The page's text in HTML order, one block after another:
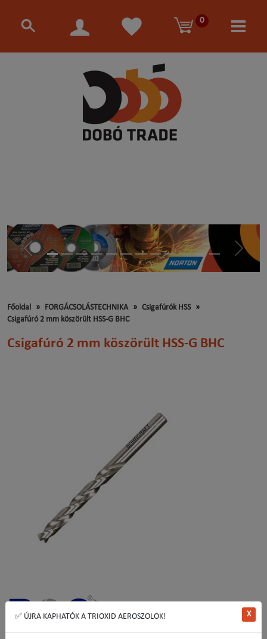
0
Előző
Főoldal FORGÁCSOLÁSTECHNIKA
Csigafúrók HSS
Csigafúró 2 mm köszörült HSS-G BHC
Csigafúró 2 mm köszörült HSS-G BHC
✅ ÚJRA KAPHATÓK A TRIOXID AEROSZOLOK! X